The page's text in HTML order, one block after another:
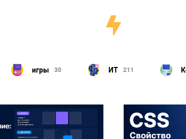
ИТ 211 Компьютер